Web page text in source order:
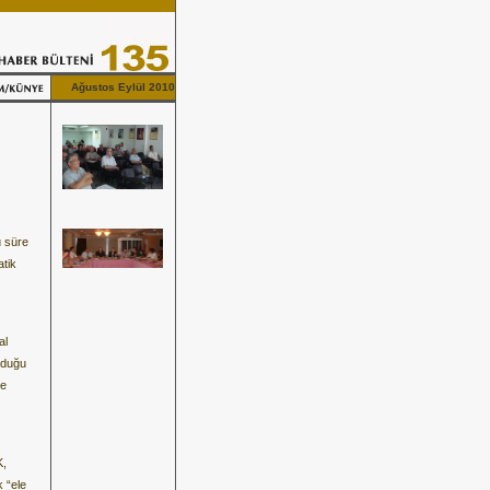
Ağustos Eylül 2010
süre
“ele